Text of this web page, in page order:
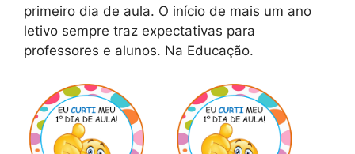
primeiro dia de aula. O início de mais um ano
letivo sempre traz expectativas para
professores e alunos. Na Educação.